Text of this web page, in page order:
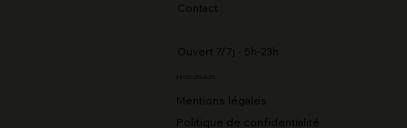
Contact
Ouvert 7/7j - 5h-23h
Mentions légales
Politique de confidentialité